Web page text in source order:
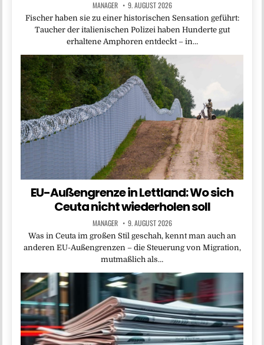
MANAGER 9. AUGUST 2026
Fischer haben sie zu einer historischen Sensation geführt:
Taucher der italienischen Polizei haben Hunderte gut
erhaltene Amphoren entdeckt – in…
EU-Außengrenze in Lettland: Wo sich
Ceuta nicht wiederholen soll
MANAGER 9. AUGUST 2026
Was in Ceuta im großen Stil geschah, kennt man auch an
anderen EU-Außengrenzen – die Steuerung von Migration,
mutmaßlich als…